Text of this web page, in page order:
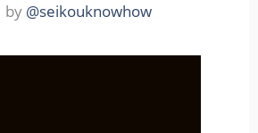
by @seikouknowhow